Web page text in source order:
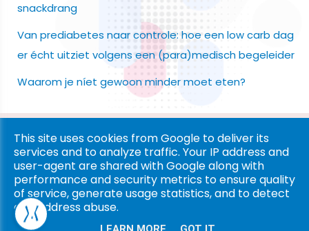
snackdrang
Van prediabetes naar controle: hoe een low carb dag
er écht uitziet volgens een (para)medisch begeleider
Waarom je níet gewoon minder moet eten?
Copyright © 2026 Ligna Pharma. All rights reserved. |
& Cookies|UP-TO-DATE WebDesign
This site uses cookies from Google to deliver its
services and to analyze traffic. Your IP address and
user-agent are shared with Google along with
performance and security metrics to ensure quality
of service, generate usage statistics, and to detect
and address abuse.